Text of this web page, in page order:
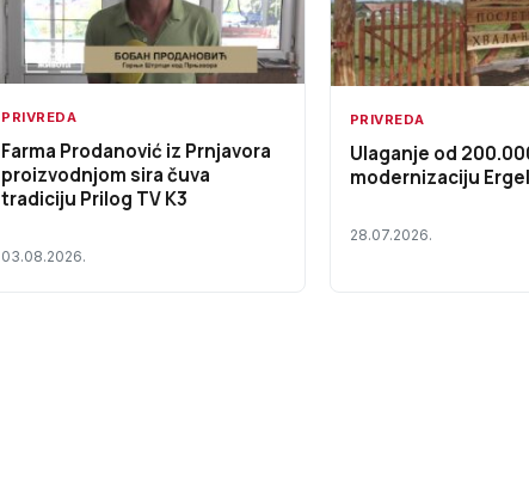
PRIVREDA
Farma Prodanović iz Prnjavora
proizvodnjom sira čuva
tradiciju Prilog TV K3
03.08.2026.
PRIVREDA
Ulaganje od
modernizaciju
28.07.2026.